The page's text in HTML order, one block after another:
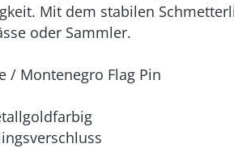
Mit dem stabilen
oder Sammler.
/ Montenegro Flag Pin